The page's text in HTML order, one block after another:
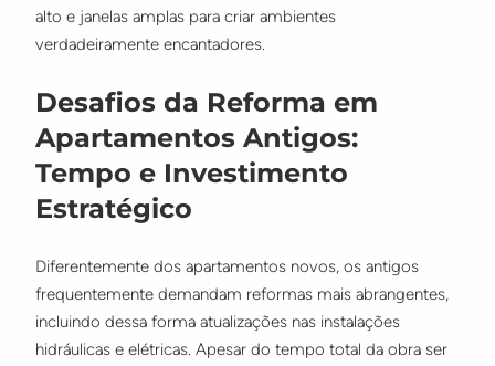
alto e janelas amplas para criar ambientes
verdadeiramente encantadores.
Desafios da Reforma em
Apartamentos Antigos:
Tempo e Investimento
Estratégico
Diferentemente dos apartamentos novos, os antigos
frequentemente demandam reformas mais abrangentes,
incluindo dessa forma atualizações nas instalações
hidráulicas e elétricas. Apesar do tempo total da obra ser